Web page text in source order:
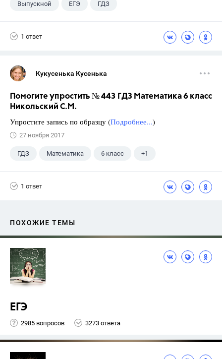
Выпускной ЕГЭ ГДЗ
1 ответ
Кукусенька Кусенька
Помогите упростить № 443 ГДЗ Математика 6 класс
Никольский С.М.
Упростите запись по образцу (Подробнее...)
27 ноября 2017
ГДЗ Математика 6 класс +1
1 ответ
ПОХОЖИЕ ТЕМЫ
ЕГЭ
2985 вопросов 3273 ответа